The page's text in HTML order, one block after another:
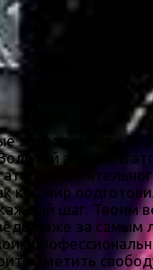
затрагивают как
эпохи». В
и
как мир
шаг. Твоим
ведь даже за
отметить